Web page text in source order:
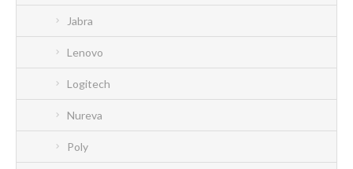
Jabra
Lenovo
Logitech
Nureva
Poly